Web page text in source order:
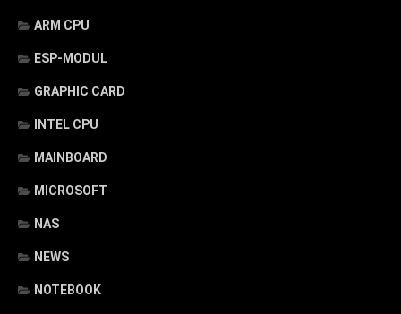
ARM CPU
ESP-MODUL
GRAPHIC CARD
INTEL CPU
MAINBOARD
MICROSOFT
NAS
NEWS
NOTEBOOK